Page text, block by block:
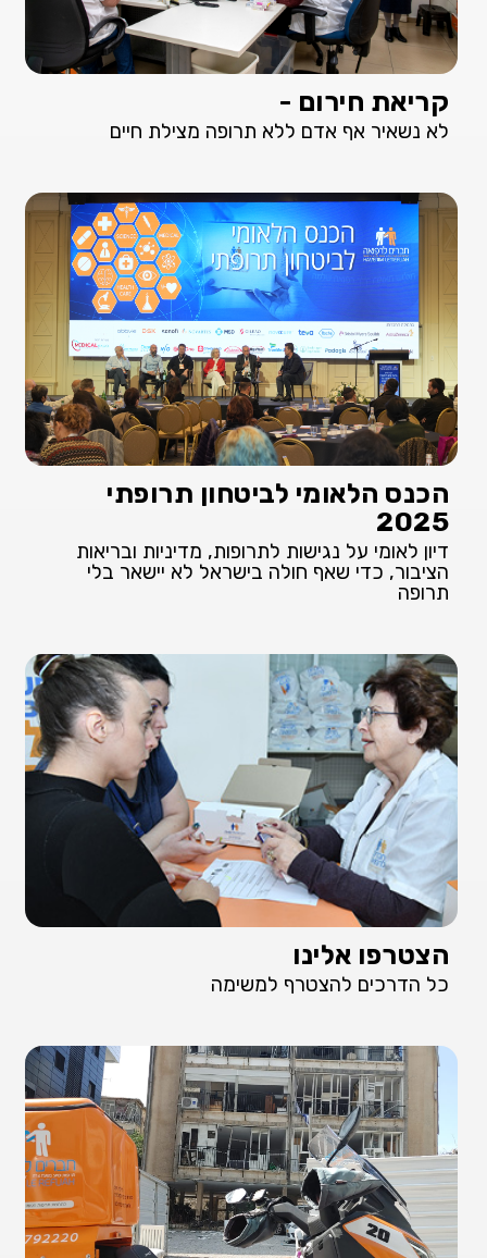
קריאת חירום -
לא נשאיר אף אדם ללא תרופה מצילת חיים
הכנס הלאומי לביטחון תרופתי
2025
דיון לאומי על נגישות לתרופות, מדיניות ובריאות
הציבור, כדי שאף חולה בישראל לא יישאר בלי
תרופה
הצטרפו אלינו
כל הדרכים להצטרף למשימה